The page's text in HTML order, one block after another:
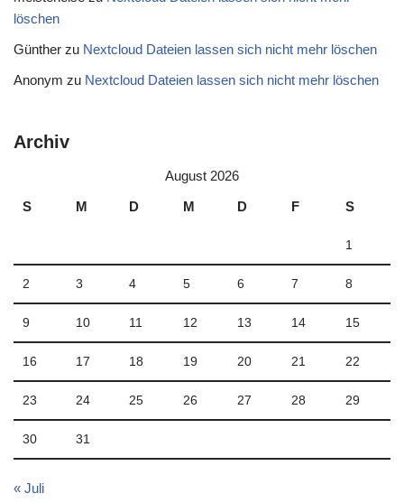
löschen
Günther zu Nextcloud Dateien lassen sich nicht mehr löschen
Anonym zu Nextcloud Dateien lassen sich nicht mehr löschen
Archiv
August 2026
S
M D M D F S
1
2 3 4 5 6 7 8
9 10 11 12 13 14 15
16 17 18 19 20 21 22
23 24 25 26 27 28 29
30 31
« Juli